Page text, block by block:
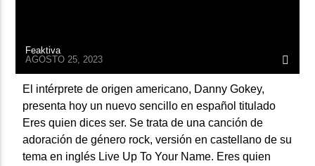
Feaktiva
AGOSTO 25, 2023
El intérprete de origen americano, Danny Gokey,
presenta hoy un nuevo sencillo en español titulado
Eres quien dices ser. Se trata de una canción de
adoración de género rock, versión en castellano de su
tema en inglés Live Up To Your Name. Eres quien